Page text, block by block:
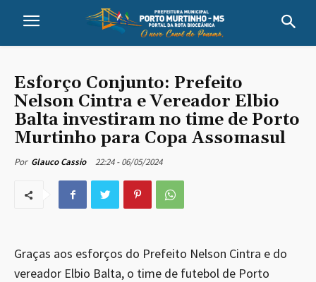
Esforço Conjunto: Prefeito
Nelson Cintra e Vereador Elbio
Balta investiram no time de Porto
Murtinho para Copa Assomasul
Por Glauco Cassio 22:24 - 06/05/2024
Graças aos esforços do Prefeito Nelson Cintra e do
vereador Elbio Balta, o time de futebol de Porto